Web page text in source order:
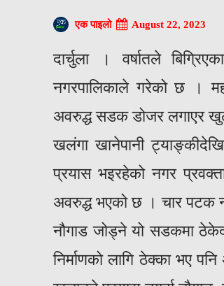
एक पाइलो August 22, 2023
दार्चुला । वर्षातले
नगरपालिकाले गरेको छ ।
अवरुद्ध सडक डोजर लगाएर
खलंगा खानेपानी
प्रयास भइरहेको नगर
अवरुद्ध भएको छ । चार पटक
नौगाड जोड्ने यो सडकमा
निर्माणको लागि ठेक्का भए